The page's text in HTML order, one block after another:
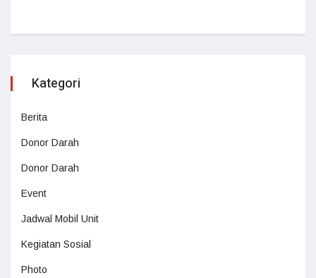
Kategori
Berita
Donor Darah
Donor Darah
Event
Jadwal Mobil Unit
Kegiatan Sosial
Photo